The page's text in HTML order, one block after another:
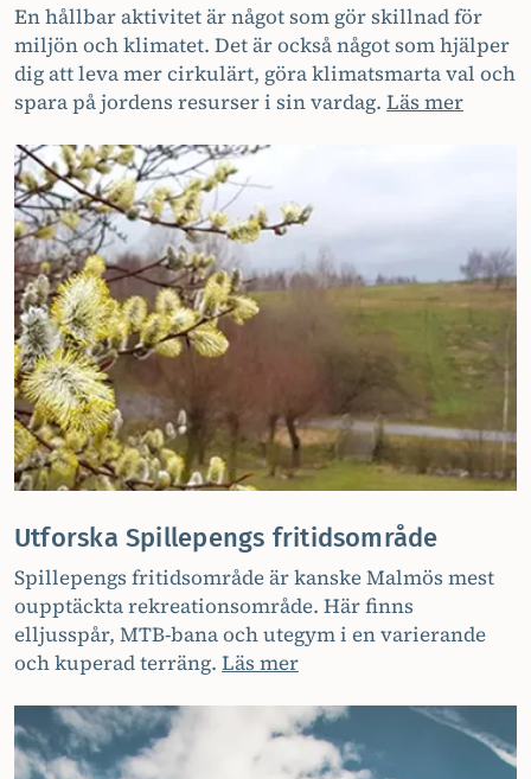
En hållbar aktivitet är något som gör skillnad för
miljön och klimatet. Det är också något som hjälper
dig att leva mer cirkulärt, göra klimatsmarta val och
spara på jordens resurser i sin vardag. Läs mer
Utforska Spillepengs fritidsområde
Spillepengs fritidsområde är kanske Malmös mest
oupptäckta rekreationsområde. Här finns
elljusspår, MTB-bana och utegym i en varierande
och kuperad terräng. Läs mer